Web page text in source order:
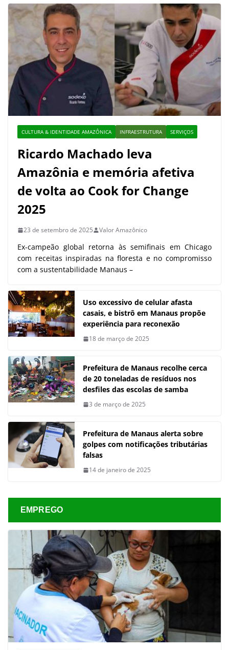
CULTURA & IDENTIDADE AMAZÔNICA INFRAESTRUTURA SERVIÇOS
Ricardo Machado leva
Amazônia e memória afetiva
de volta ao Cook for Change
2025
23 de setembro de 2025 Valor Amazônico
Ex-campeão global retorna às semifinais em Chicago
com receitas inspiradas na floresta e no compromisso
com a sustentabilidade Manaus –
Uso excessivo de celular afasta
casais, e bistrô em Manaus propõe
experiência para reconexão
18 de março de 2025
Prefeitura de Manaus recolhe cerca
de 20 toneladas de resíduos nos
desfiles das escolas de samba
3 de março de 2025
Prefeitura de Manaus alerta sobre
golpes com notificações tributárias
falsas
14 de janeiro de 2025
EMPREGO